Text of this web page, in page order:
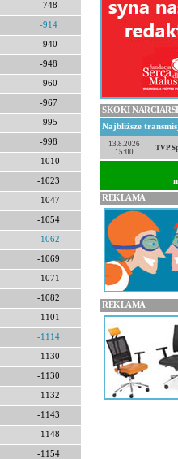
-748
-914
-940
-948
-960
-967
-995
-998
-1010
-1023
-1047
-1054
-1062
-1069
-1071
-1082
-1101
-1114
-1130
-1130
-1132
-1143
-1148
-1154
SKOKI
Najbliższe
13.8.2026
15:00
TVP
REKLAMA
REKLAMA